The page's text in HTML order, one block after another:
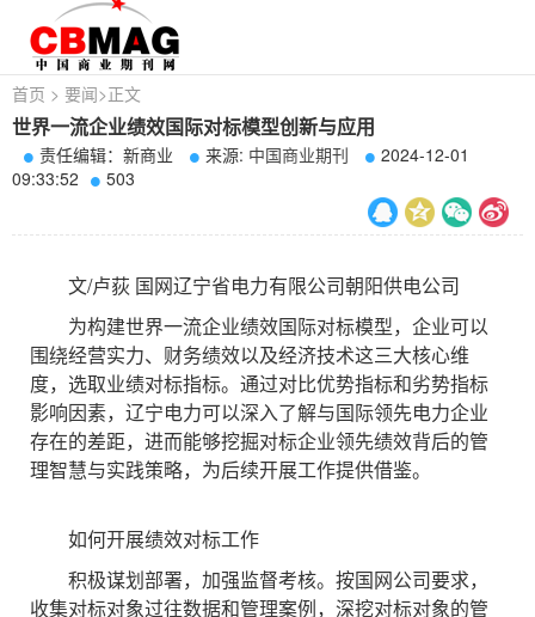
首页 > 要闻>正文
世界一流企业绩效国际对标模型创新与应用
责任编辑：新商业 来源: 中国商业期刊
2024-12-01
09:33:52
503
文/卢荻 国网辽宁省电力有限公司朝阳供电公司
为构建世界一流企业绩效国际对标模型，企业可以
围绕经营实力、财务绩效以及经济技术这三大核心维
度，选取业绩对标指标。通过对比优势指标和劣势指标
影响因素，辽宁电力可以深入了解与国际领先电力企业
存在的差距，进而能够挖掘对标企业领先绩效背后的管
理智慧与实践策略，为后续开展工作提供借鉴。
如何开展绩效对标工作
积极谋划部署，加强监督考核。按国网公司要求，
收集对标对象过往数据和管理案例，深挖对标对象的管